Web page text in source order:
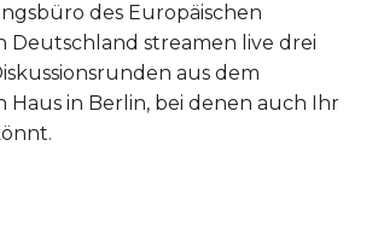
des Europäischen
Deutschland streamen live drei
aus dem
Haus in Berlin, bei denen auch Ihr